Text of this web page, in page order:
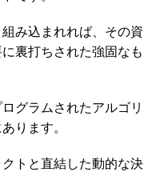
み込まれれば、その資
裏打ちされた強固なも
グラムされたアルゴリ
ります。
トと直結した動的な決